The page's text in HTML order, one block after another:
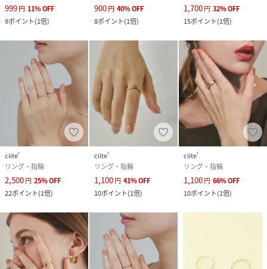
999円 11%OFF
9ポイント(1倍)
900円 40%OFF
8ポイント(1倍)
1,700円 32%OFF
15ポイント(1倍)
ciite'
リング・指輪
2,500円 25%OFF
22ポイント(1倍)
ciite'
リング・指輪
1,100円 41%OFF
10ポイント(1倍)
ciite'
リング・指輪
1,100円 66%OFF
10ポイント(1倍)